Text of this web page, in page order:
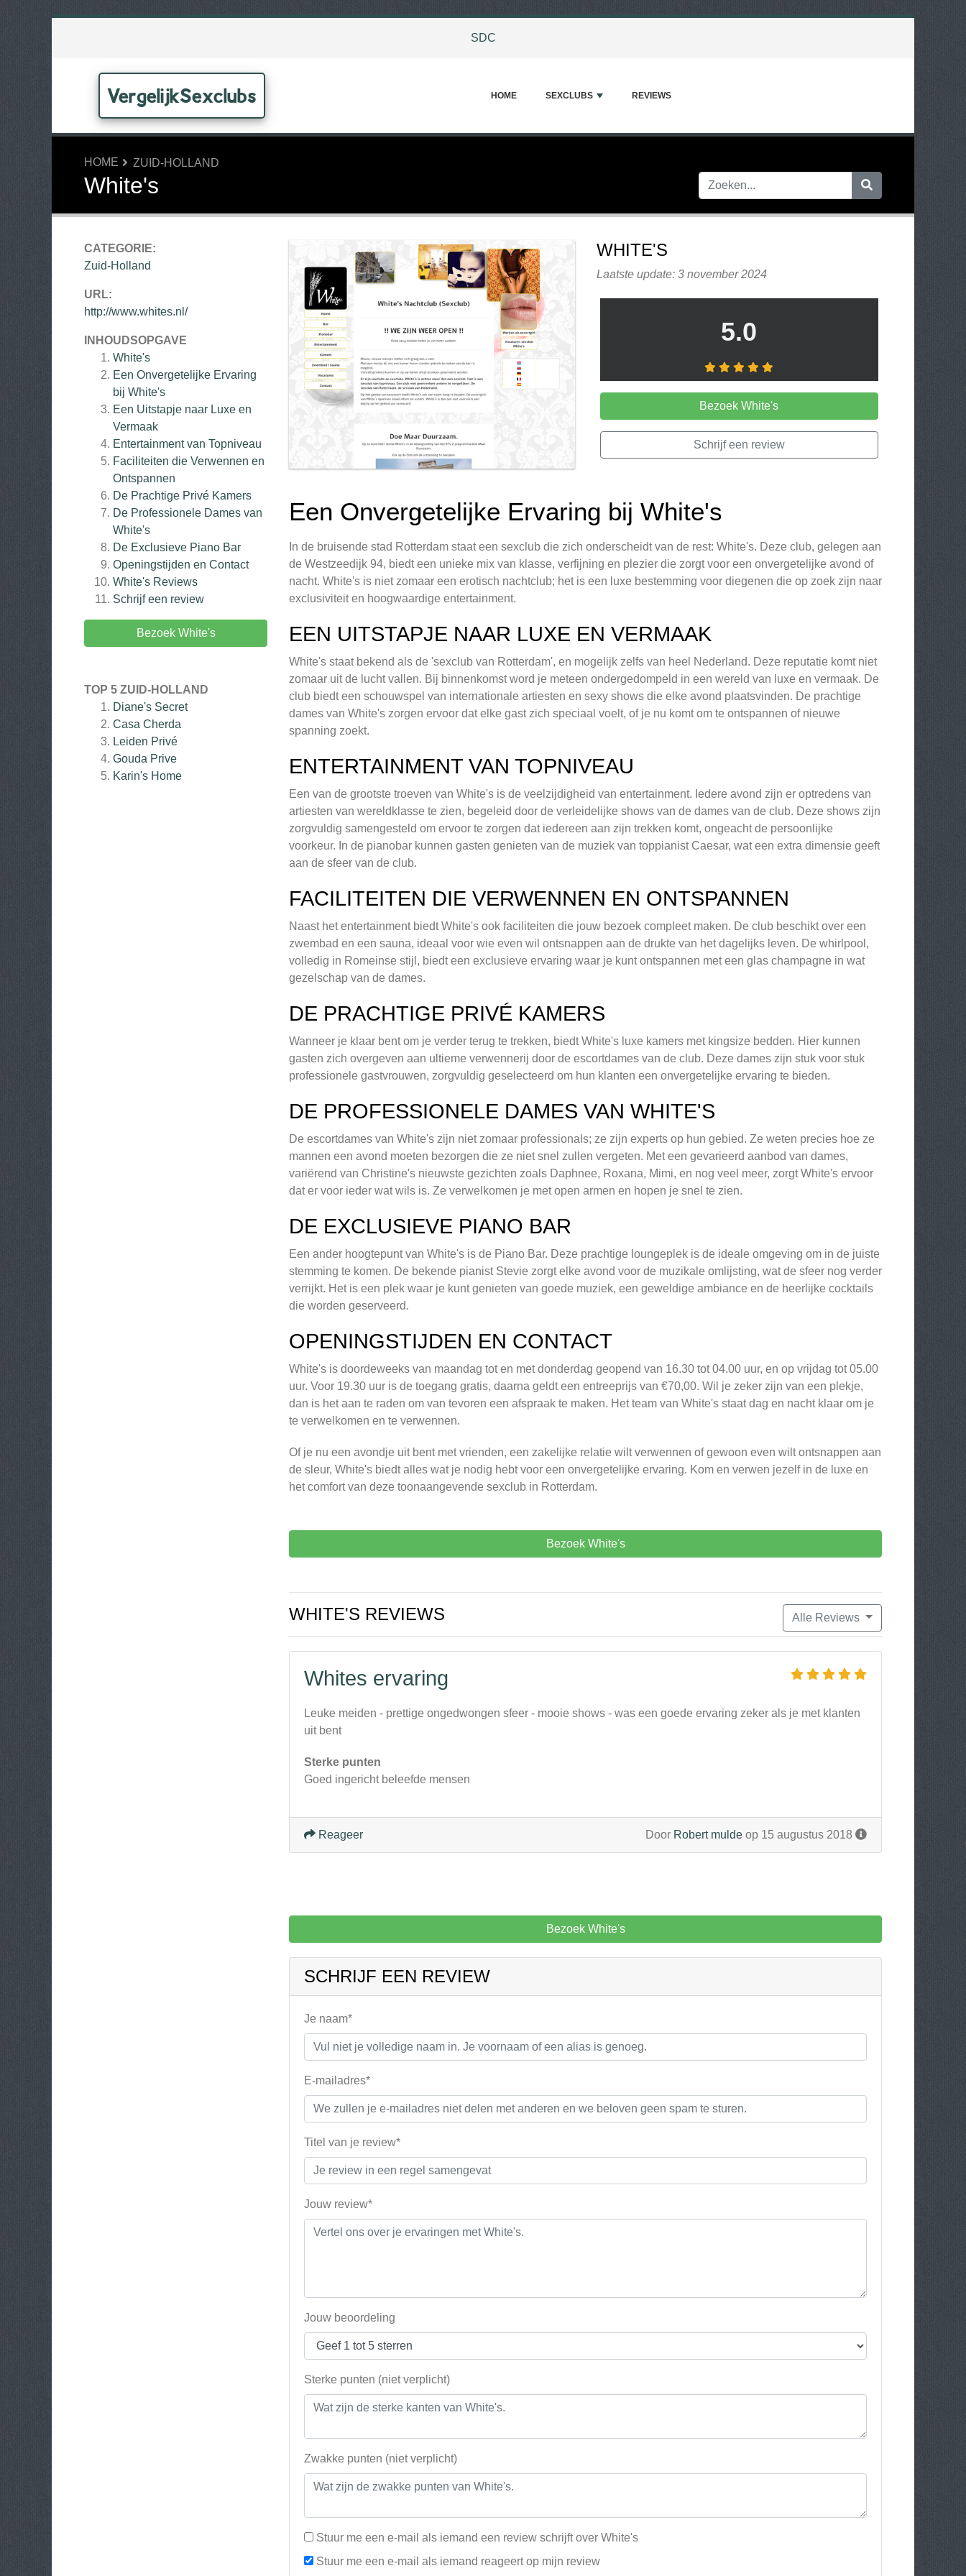
SDC
VergelijkSexclubs HOME SEXCLUBS REVIEWS
HOME ZUID-HOLLAND
White's
CATEGORIE:
Zuid-Holland
URL:
http://www.whites.nl/
INHOUDSOPGAVE
White's
Een Onvergetelijke Ervaring
bij White's
Een Uitstapje naar Luxe en
Vermaak
Entertainment van Topniveau
Faciliteiten die Verwennen en
Ontspannen
De Prachtige Privé Kamers
De Professionele Dames van
White's
De Exclusieve Piano Bar
Openingstijden en Contact
White's Reviews
Schrijf een review
Bezoek White's
TOP 5 ZUID-HOLLAND
Diane's Secret
Casa Cherda
Leiden Privé
Gouda Prive
Karin's Home
WHITE'S
Laatste update: 3 november 2024
5.0
Bezoek White's
Schrijf een review
Een Onvergetelijke Ervaring bij White's
In de bruisende stad Rotterdam staat een sexclub die zich onderscheidt van de rest: White's. Deze club, gelegen aan
de Westzeedijk 94, biedt een unieke mix van klasse, verfijning en plezier die zorgt voor een onvergetelijke avond of
nacht. White's is niet zomaar een erotisch nachtclub; het is een luxe bestemming voor diegenen die op zoek zijn naar
exclusiviteit en hoogwaardige entertainment.
EEN UITSTAPJE NAAR LUXE EN VERMAAK
White's staat bekend als de 'sexclub van Rotterdam', en mogelijk zelfs van heel Nederland. Deze reputatie komt niet
zomaar uit de lucht vallen. Bij binnenkomst word je meteen ondergedompeld in een wereld van luxe en vermaak. De
club biedt een schouwspel van internationale artiesten en sexy shows die elke avond plaatsvinden. De prachtige
dames van White's zorgen ervoor dat elke gast zich speciaal voelt, of je nu komt om te ontspannen of nieuwe
spanning zoekt.
ENTERTAINMENT VAN TOPNIVEAU
Een van de grootste troeven van White's is de veelzijdigheid van entertainment. Iedere avond zijn er optredens van
artiesten van wereldklasse te zien, begeleid door de verleidelijke shows van de dames van de club. Deze shows zijn
zorgvuldig samengesteld om ervoor te zorgen dat iedereen aan zijn trekken komt, ongeacht de persoonlijke
voorkeur. In de pianobar kunnen gasten genieten van de muziek van toppianist Caesar, wat een extra dimensie geeft
aan de sfeer van de club.
FACILITEITEN DIE VERWENNEN EN ONTSPANNEN
Naast het entertainment biedt White's ook faciliteiten die jouw bezoek compleet maken. De club beschikt over een
zwembad en een sauna, ideaal voor wie even wil ontsnappen aan de drukte van het dagelijks leven. De whirlpool,
volledig in Romeinse stijl, biedt een exclusieve ervaring waar je kunt ontspannen met een glas champagne in wat
gezelschap van de dames.
DE PRACHTIGE PRIVÉ KAMERS
Wanneer je klaar bent om je verder terug te trekken, biedt White's luxe kamers met kingsize bedden. Hier kunnen
gasten zich overgeven aan ultieme verwennerij door de escortdames van de club. Deze dames zijn stuk voor stuk
professionele gastvrouwen, zorgvuldig geselecteerd om hun klanten een onvergetelijke ervaring te bieden.
DE PROFESSIONELE DAMES VAN WHITE'S
De escortdames van White's zijn niet zomaar professionals; ze zijn experts op hun gebied. Ze weten precies hoe ze
mannen een avond moeten bezorgen die ze niet snel zullen vergeten. Met een gevarieerd aanbod van dames,
variërend van Christine's nieuwste gezichten zoals Daphnee, Roxana, Mimi, en nog veel meer, zorgt White's ervoor
dat er voor ieder wat wils is. Ze verwelkomen je met open armen en hopen je snel te zien.
DE EXCLUSIEVE PIANO BAR
Een ander hoogtepunt van White's is de Piano Bar. Deze prachtige loungeplek is de ideale omgeving om in de juiste
stemming te komen. De bekende pianist Stevie zorgt elke avond voor de muzikale omlijsting, wat de sfeer nog verder
verrijkt. Het is een plek waar je kunt genieten van goede muziek, een geweldige ambiance en de heerlijke cocktails
die worden geserveerd.
OPENINGSTIJDEN EN CONTACT
White's is doordeweeks van maandag tot en met donderdag geopend van 16.30 tot 04.00 uur, en op vrijdag tot 05.00
uur. Voor 19.30 uur is de toegang gratis, daarna geldt een entreeprijs van €70,00. Wil je zeker zijn van een plekje,
dan is het aan te raden om van tevoren een afspraak te maken. Het team van White's staat dag en nacht klaar om je
te verwelkomen en te verwennen.
Of je nu een avondje uit bent met vrienden, een zakelijke relatie wilt verwennen of gewoon even wilt ontsnappen aan
de sleur, White's biedt alles wat je nodig hebt voor een onvergetelijke ervaring. Kom en verwen jezelf in de luxe en
het comfort van deze toonaangevende sexclub in Rotterdam.
Bezoek White's
Alle Reviews
WHITE'S REVIEWS
Whites ervaring
Leuke meiden - prettige ongedwongen sfeer - mooie shows - was een goede ervaring zeker als je met klanten
uit bent
Sterke punten
Goed ingericht beleefde mensen
Door Robert mulde op 15 augustus 2018
Reageer
Bezoek White's
SCHRIJF EEN REVIEW
Je naam*
E-mailadres*
Titel van je review*
Jouw review*
Jouw beoordeling
Sterke punten (niet verplicht)
Zwakke punten (niet verplicht)
Stuur me een e-mail als iemand een review schrijft over White's
Stuur me een e-mail als iemand reageert op mijn review